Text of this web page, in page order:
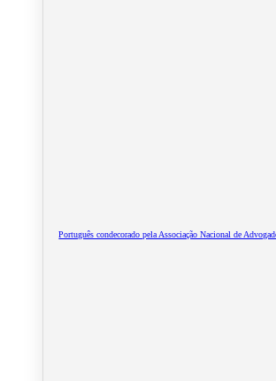
Português condecorado pela Associação Nacional de